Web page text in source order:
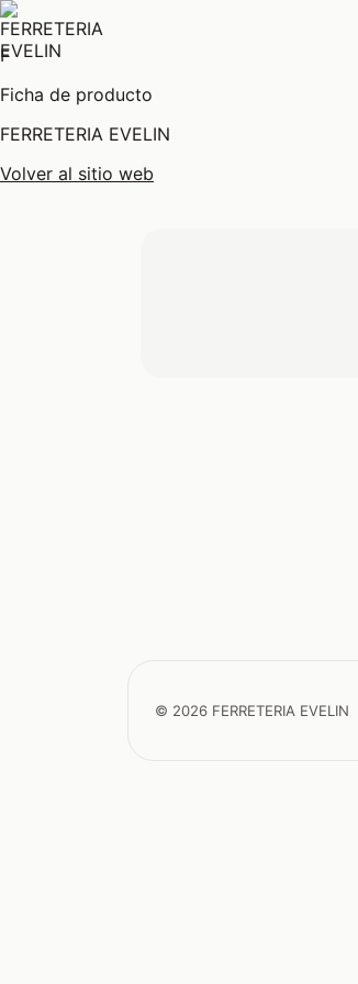
F
Ficha de producto
FERRETERIA EVELIN
Volver al sitio web
© 2026 FERRETERIA EVELIN